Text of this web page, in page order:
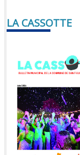
LA CASSOTTE